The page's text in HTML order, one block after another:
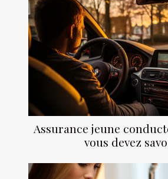
Assurance jeune
vous devez